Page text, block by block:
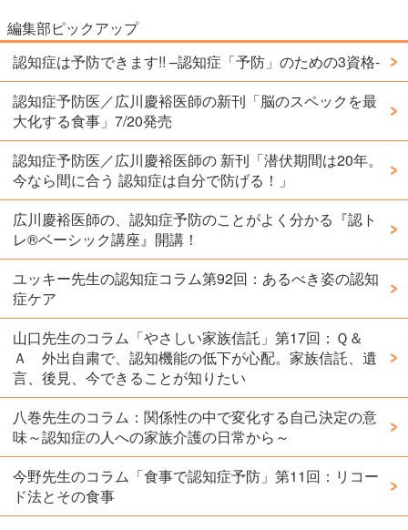
編集部ピックアップ
認知症は予防できます!! –認知症「予防」のための3資格-
認知症予防医／広川慶裕医師の新刊「脳のスペックを最
大化する食事」7/20発売
認知症予防医／広川慶裕医師の 新刊「潜伏期間は20年。
今なら間に合う 認知症は自分で防げる！」
広川慶裕医師の、認知症予防のことがよく分かる『認ト
レ®️ベーシック講座』開講！
ユッキー先生の認知症コラム第92回：あるべき姿の認知
症ケア
山口先生のコラム「やさしい家族信託」第17回：Ｑ＆
Ａ 外出自粛で、認知機能の低下が心配。家族信託、遺
言、後見、今できることが知りたい
八巻先生のコラム：関係性の中で変化する自己決定の意
味～認知症の人への家族介護の日常から～
今野先生のコラム「食事で認知症予防」第11回：リコー
ド法とその食事